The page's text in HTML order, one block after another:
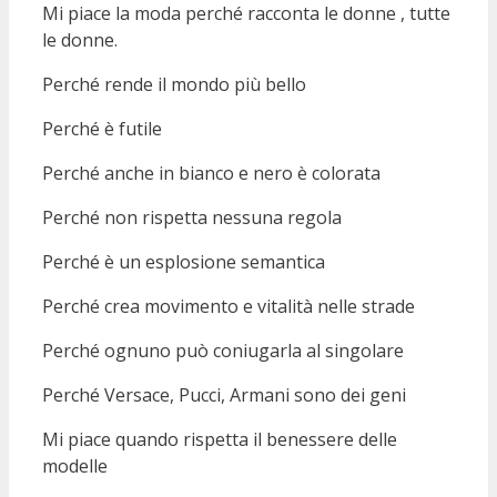
Mi piace la moda perché racconta le donne , tutte
le donne.
Perché rende il mondo più bello
Perché è futile
Perché anche in bianco e nero è colorata
Perché non rispetta nessuna regola
Perché è un esplosione semantica
Perché crea movimento e vitalità nelle strade
Perché ognuno può coniugarla al singolare
Perché Versace, Pucci, Armani sono dei geni
Mi piace quando rispetta il benessere delle
modelle